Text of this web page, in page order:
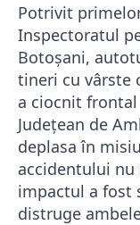
Potrivit
Inspectoratul
Botoșani,
tineri cu vârste
a ciocnit
Județean de
deplasa în
accidentului nu
impactul a fost
distruge